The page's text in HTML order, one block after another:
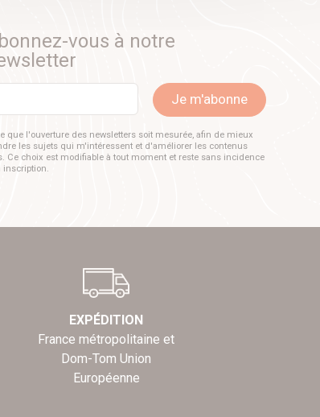
vous à notre
Je m'abonne
que l'ouverture des newsletters soit mesurée, afin de mieux
les sujets qui m'intéressent et d'améliorer les contenus
Ce choix est modifiable à tout moment et reste sans incidence
inscription.
EXPÉDITION
France métropolitaine et
Dom-Tom Union
Européenne